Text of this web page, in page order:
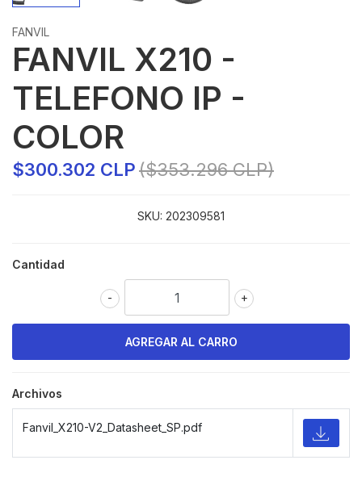
FANVIL
FANVIL X210 -
TELEFONO IP -
COLOR
$300.302 CLP($353.296 CLP)
SKU: 202309581
Cantidad
+
-
Archivos
Fanvil_X210-V2_Datasheet_SP.pdf